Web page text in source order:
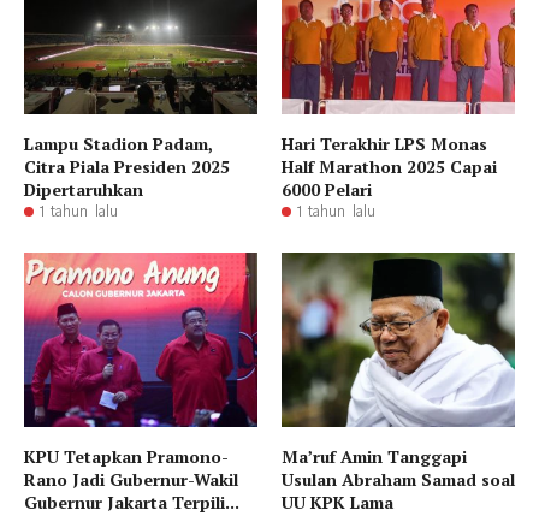
Lampu Stadion Padam,
Citra Piala Presiden 2025
Dipertaruhkan
1 tahun lalu
Hari Terakhir LPS Monas
Half Marathon 2025 Capai
6000 Pelari
1 tahun lalu
KPU Tetapkan Pramono-
Rano Jadi Gubernur-Wakil
Gubernur Jakarta Terpili...
Ma’ruf Amin Tanggapi
Usulan Abraham Samad soal
UU KPK Lama